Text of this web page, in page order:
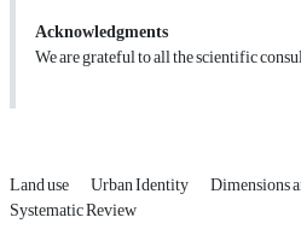
Acknowledgments
We are grateful to all the scientific
Land use Urban Identity Dimensions
Systematic Review